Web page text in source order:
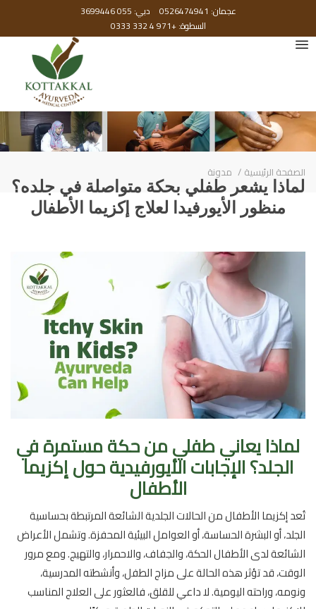
عجمان: 0526474941
دبي: 055 3699446
السطوة: +971 4 332 0333
الصفحة الرئيسية مدونة
لماذا يشعر طفلي بحكة متواصلة في جلده؟
منظور الأيورفيدا لعلاج إكزيما الأطفال
لماذا يعاني طفلي من حكة مستمرة في
الجلد؟ الإجابات الأيورفيدية حول إكزيما
الأطفال
تُعد إكزيما الأطفال من الحالات الجلدية الشائعة المرتبطة بحساسية
الجلد، أو البشرة الحساسة، أو العوامل البيئية المحفزة. وتشمل الأعراض
الشائعة لدى الأطفال الحكة، والجفاف، والاحمرار، والتهيج. ومع مرور
الوقت، قد تؤثر هذه الحالة على مزاج الطفل، وأنشطته المدرسية،
ونومه، وراحته اليومية. لا داعي للقلق، فالعثور على العلاج المناسب